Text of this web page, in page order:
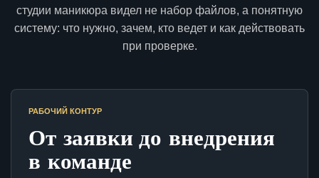
студии маникюра видел не набор файлов, а понятную
систему: что нужно, зачем, кто ведет и как действовать
при проверке.
РАБОЧИЙ КОНТУР
От заявки до внедрения
в команде